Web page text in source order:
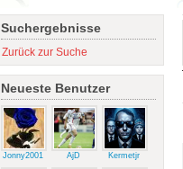
Suchergebnisse
Zurück zur Suche
Neueste Benutzer
Jonny2001 AjD Kermetjr